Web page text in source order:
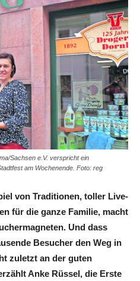
Sachsen e.V. verspricht ein
am Wochenende. Foto: reg
von Traditionen, toller Live-
für die ganze Familie, macht
Und dass
Besucher den Weg in
zuletzt an der guten
Anke Rüssel, die Erste